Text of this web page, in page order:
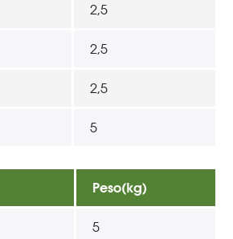
2,5
2,5
2,5
5
Peso(kg)
5